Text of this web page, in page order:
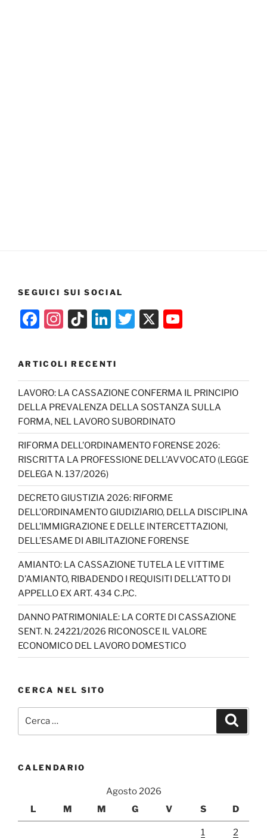
SEGUICI SUI SOCIAL
F
c
e
b
o
o
k
In
a
gr
a
m
Ti
T
o
k
Li
k
e
dI
n
T
er
X
T
u
b
e
C
h
a
n
n
el
ARTICOLI RECENTI
LAVORO: LA CASSAZIONE CONFERMA IL PRINCIPIO
DELLA PREVALENZA DELLA SOSTANZA SULLA
FORMA, NEL LAVORO SUBORDINATO
RIFORMA DELL’ORDINAMENTO FORENSE 2026:
RISCRITTA LA PROFESSIONE DELL’AVVOCATO (LEGGE
DELEGA N. 137/2026)
DECRETO GIUSTIZIA 2026: RIFORME
DELL’ORDINAMENTO GIUDIZIARIO, DELLA DISCIPLINA
DELL’IMMIGRAZIONE E DELLE INTERCETTAZIONI,
DELL’ESAME DI ABILITAZIONE FORENSE
AMIANTO: LA CASSAZIONE TUTELA LE VITTIME
D’AMIANTO, RIBADENDO I REQUISITI DELL’ATTO DI
APPELLO EX ART. 434 C.P.C.
DANNO PATRIMONIALE: LA CORTE DI CASSAZIONE
SENT. N. 24221/2026 RICONOSCE IL VALORE
ECONOMICO DEL LAVORO DOMESTICO
CERCA NEL SITO
CALENDARIO
Agosto 2026
L
M M G V S D
1 2